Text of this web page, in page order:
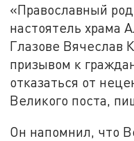
«Православный
настоятель храма
Глазове Вячеслав
призывом к
отказаться от
Великого поста,
Он напомнил, что